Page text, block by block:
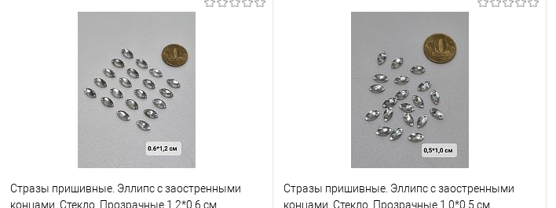
Стразы пришивные. Эллипс с заостренными
концами. Стекло. Прозрачные 1,2*0,6 см.
Стразы пришивные. Эллипс с заостренными
концами. Стекло. Прозрачные 1,0*0,5 см.